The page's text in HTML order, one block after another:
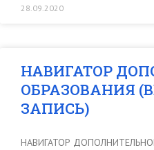
28.09.2020
НАВИГАТОР
ОБРАЗОВАНИЯ
ЗАПИСЬ)
НАВИГАТОР